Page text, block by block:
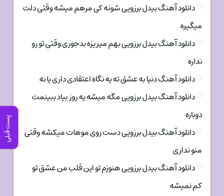
پست قبلی
دانلود آهنگ بیدل برزویی شونه کی مرهم میشه وقتی دلت
میگیره
دانلود آهنگ بیدل برزویی بهم میریزه بدجوری وقتی تو رو
نداره
دانلود آهنگ دنیا به عشق ته یه نگاه اعتقادی داری یا نه
دانلود آهنگ بیدل برزویی مگه میشه یه روز بیاد ببینمت
دوباره
دانلود آهنگ بیدل برزویی دست روی موهات میکشه وقتی
منو نداری
دانلود آهنگ بیدل برزویی هنوزم تو این قلب من عشق تو
کم نمیشه